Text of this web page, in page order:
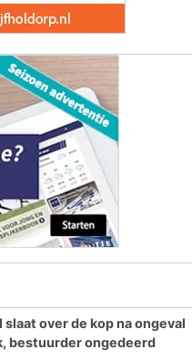
slaat over de kop na ongeval
bestuurder ongedeerd